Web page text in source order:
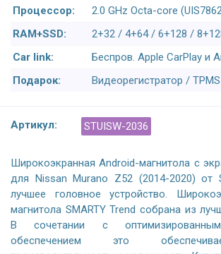
Процессор:
2.0 GHz Octa-core
RAM+SSD:
2+32 / 4+64 / 6+128 /
Car link:
Беспров. Apple CarPlay и
Подарок:
Видеорегистратор /
Артикул: STUISW-2036
Широкоэкранная Android-магнитола с
для Nissan Murano Z52 (2014-2020) от
лучшее головное устройство.
магнитола SMARTY Trend собрана из
В сочетании с
обеспечением это